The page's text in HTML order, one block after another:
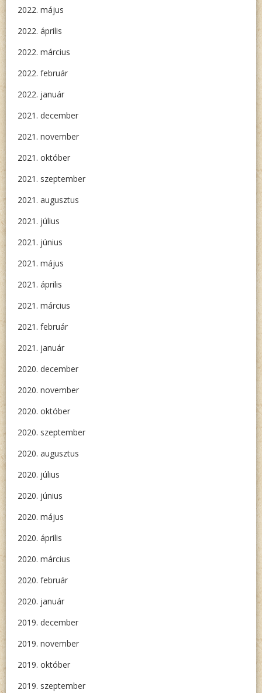
2022. május
2022. április
2022. március
2022. február
2022. január
2021. december
2021. november
2021. október
2021. szeptember
2021. augusztus
2021. július
2021. június
2021. május
2021. április
2021. március
2021. február
2021. január
2020. december
2020. november
2020. október
2020. szeptember
2020. augusztus
2020. július
2020. június
2020. május
2020. április
2020. március
2020. február
2020. január
2019. december
2019. november
2019. október
2019. szeptember